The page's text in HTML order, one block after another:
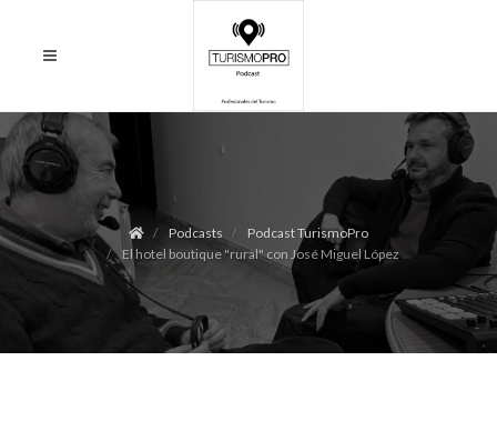
Podcasts
Podcast TurismoPro
El hotel boutique "rural" con José Miguel López